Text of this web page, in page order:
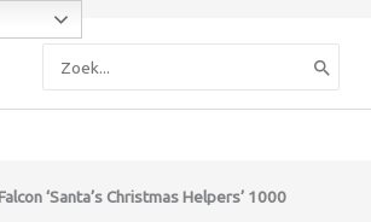
naar:
Falcon ‘Santa’s Christmas Helpers’ 1000